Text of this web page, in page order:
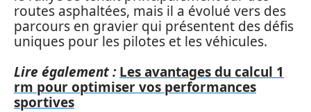
routes asphaltées, mais il a évolué vers des
parcours en gravier qui présentent des défis
uniques pour les pilotes et les véhicules.
Lire également : Les avantages du calcul 1
rm pour optimiser vos performances
sportives